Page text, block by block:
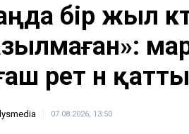
бір жыл
рет үн қатты
07.08.2026, 13:50